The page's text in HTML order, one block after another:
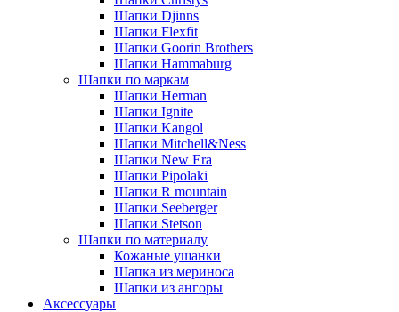
Шапки Djinns
Шапки Flexfit
Шапки Goorin Brothers
Шапки Hammaburg
Шапки по маркам
Шапки Herman
Шапки Ignite
Шапки Kangol
Шапки Mitchell&Ness
Шапки New Era
Шапки Pipolaki
Шапки R mountain
Шапки Seeberger
Шапки Stetson
Шапки по материалу
Кожаные ушанки
Шапка из мериноса
Шапки из ангоры
Аксессуары